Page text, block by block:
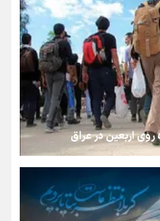
جهان را شیفته کرد
یک استخوان، یک نسل، یک توهم!
برای شنیدن صدای رئیس‌جمهوری